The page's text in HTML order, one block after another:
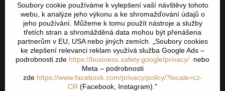
Jak to všechno začalo
Obchodní podmínky
Odstoupení od smlouvy
Nevyzvednutá objednávka na dobírku
Soubory cookie používáme k vylepšení vaší návštěvy tohoto
webu, k analýze jeho výkonu a ke shromažďování údajů o
jeho používání. Můžeme k tomu použít nástroje a služby
třetích stran a shromážděná data mohou být přenášena
partnerům v EU, USA nebo jiných zemích. „Soubory cookies
ke zlepšení relevanci reklam využívá služba Google Ads –
podrobnosti zde https://business.safety.google/privacy/ nebo
Meta – podrobnosti
zde https://www.facebook.com/privacy/policy/?locale=cz-
CR (Facebook, Instagram)."